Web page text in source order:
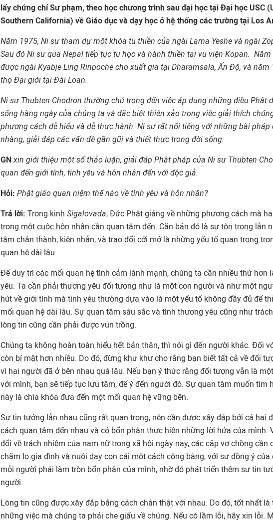
lấy chứng chỉ Sư phạm, theo học chương trình sau đại học tại Đại học USC
Southern California) về Giáo dục và dạy học ở hệ thống các trường tại Los
Năm 1975, Ni sư tham dự một khóa tu thiền của ngài Lama Yeshe và ngài
Sau đó Ni sư qua Nepal tiếp tục tu học và hành thiền tại vu viện Kopan. Năm
được ngài Kyabje Ling Rinpoche cho xuất gia tại Dharamsala, Ấn Độ, và năm
thọ Đại giới tại Đài Loan.
Ni sư Thubten Chodron thường chú trọng đến việc áp dụng những điều Phật
sống hàng ngày của chúng ta và đặc biệt thiện xảo trong việc giải thích
phương cách dễ hiểu và dễ thực hành. Ni sư rất nổi tiếng với những bài pháp
nhàng, giải đáp các vấn đề gần gũi và thiết thực trong đời sống.
GNxin giới thiệu một số thảo luận, giải đáp Phật pháp của Ni sư Thubten
quan đến giới tính, tình yêu và hôn nhân đến với độc giả.
Hỏi: Phật giáo quan niệm thế nào về tình yêu và hôn nhân?
Trả lời: Trong kinh Sigalovada, Đức Phật giảng về những phương cách mà
trong một cuộc hôn nhân cần quan tâm đến. Căn bản đó là sự tôn trọng lẫn
tâm chân thành, kiên nhẫn, và trao đổi cởi mở là những yếu tố quan trọng
quan hệ dài lâu.
Để duy trì các mối quan hệ tình cảm lành mạnh, chúng ta cần nhiều thứ hơn
yêu. Ta cần phải thương yêu đối tượng như là một con người và như một
hút về giới tính mà tình yêu thường dựa vào là một yếu tố không đầy đủ để
mối quan hệ dài lâu. Sự quan tâm sâu sắc và tình thương yêu cũng như
lòng tin cũng cần phải được vun trồng.
Chúng ta không hoàn toàn hiểu hết bản thân, thì nói gì đến người khác. Đối
còn bí mật hơn nhiều. Do đó, đừng khư khư cho rằng bạn biết tất cả về đối
vì hai người đã ở bên nhau quá lâu. Nếu bạn ý thức rằng đối tượng vẫn là
với mình, bạn sẽ tiếp tục lưu tâm, để ý đến người đó. Sự quan tâm muốn tìm
này là chìa khóa đưa đến một mối quan hệ vững bền.
Sự tin tưởng lẫn nhau cũng rất quan trọng, nên cần được xây đắp bởi cả hai
cách quan tâm đến nhau và có bổn phận thực hiện những lời hứa của mình.
đổi về trách nhiệm của nam nữ trong xã hội ngày nay, các cặp vợ chồng cần
chăm lo gia đình và nuôi dạy con cái một cách công bằng, với sự đồng ý của
mỗi người phải làm tròn bổn phận của mình, nhờ đó phát triển thêm sự tin
người.
Lòng tin cũng được xây đắp bằng cách chân thật với nhau. Do đó, tốt nhất là
những việc mà chúng ta phải che giấu về chúng. Nếu có lầm lỗi, hãy xin lỗi.